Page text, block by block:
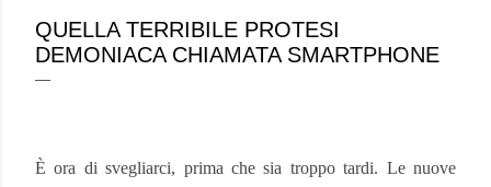
QUELLA TERRIBILE PROTESI
DEMONIACA CHIAMATA SMARTPHONE
È ora di svegliarci, prima che sia troppo tardi. Le nuove